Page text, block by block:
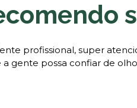
profissional, super
a gente possa confiar de